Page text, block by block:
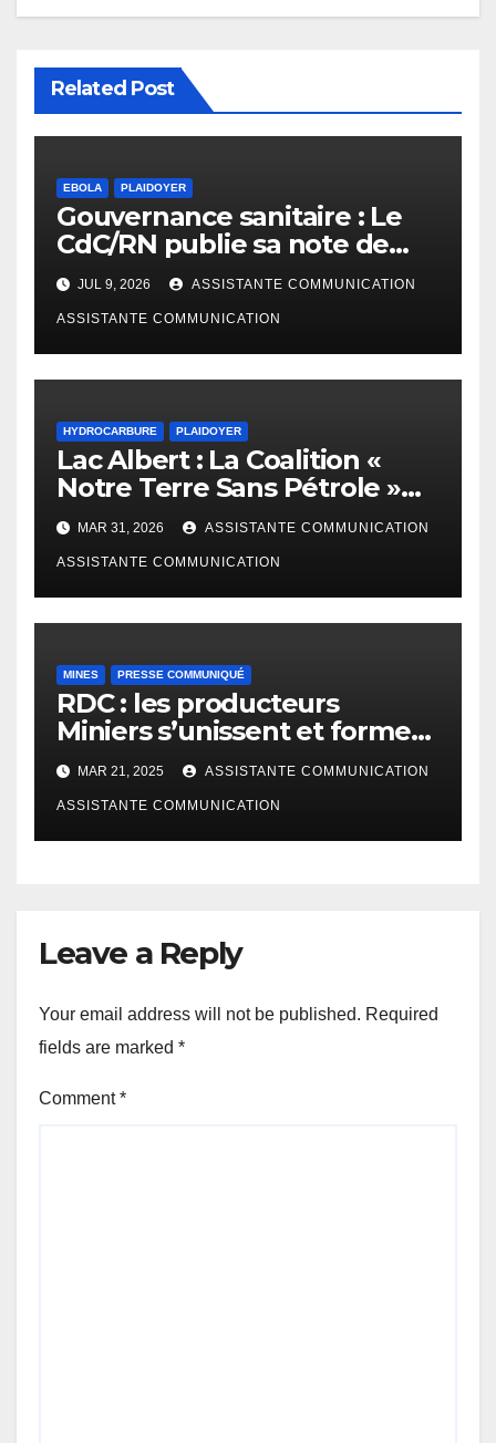
Related Post
EBOLA PLAIDOYER
Gouvernance sanitaire : Le
CdC/RN publie sa note de
plaidoyer sur la riposte Ebola
Bundibugyo
JUL 9, 2026 ASSISTANTE COMMUNICATION
ASSISTANTE COMMUNICATION
HYDROCARBURE PLAIDOYER
Lac Albert : La Coalition «
Notre Terre Sans Pétrole »
alerte Kinshasa sur les
dérives pétrolières de
l’Ouganda
MAR 31, 2026 ASSISTANTE COMMUNICATION
ASSISTANTE COMMUNICATION
MINES PRESSE COMMUNIQUÉ
RDC : les producteurs
Miniers s’unissent et forment
une corporation pour
discuter au tour du Code
minier
MAR 21, 2025 ASSISTANTE COMMUNICATION
ASSISTANTE COMMUNICATION
Leave a Reply
Your email address will not be published. Required
fields are marked *
Comment*